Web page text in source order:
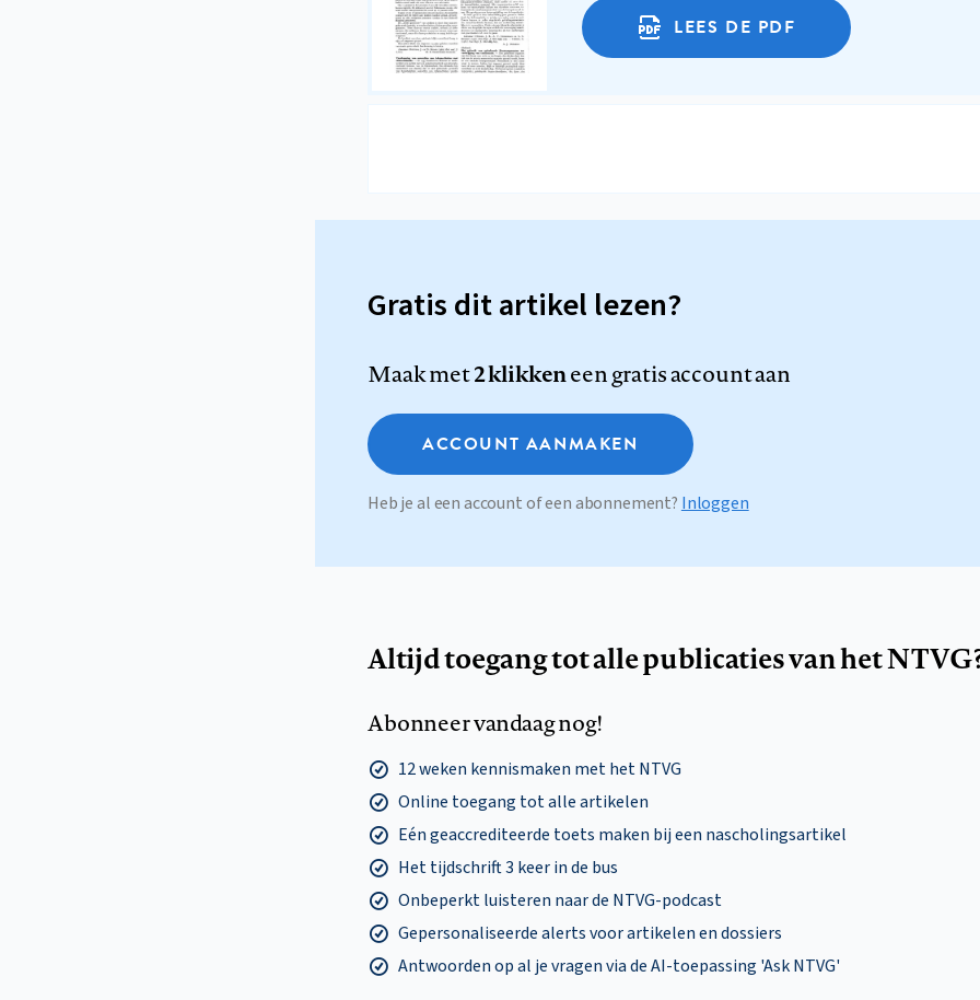
LEES DE PDF
Gratis dit artikel lezen?
Maak met2 klikkeneen gratis account aan
ACCOUNT AANMAKEN
Heb je al een account of een abonnement? Inloggen
Altijd toegang tot alle publicaties van het
Abonneer vandaag nog!
12 weken kennismaken met het NTVG
Online toegang tot alle artikelen
Eén geaccrediteerde toets maken bij een nascholingsartikel
Het tijdschrift 3 keer in de bus
Onbeperkt luisteren naar de NTVG-podcast
Gepersonaliseerde alerts voor artikelen en dossiers
Antwoorden op al je vragen via de AI-toepassing 'Ask NTVG'